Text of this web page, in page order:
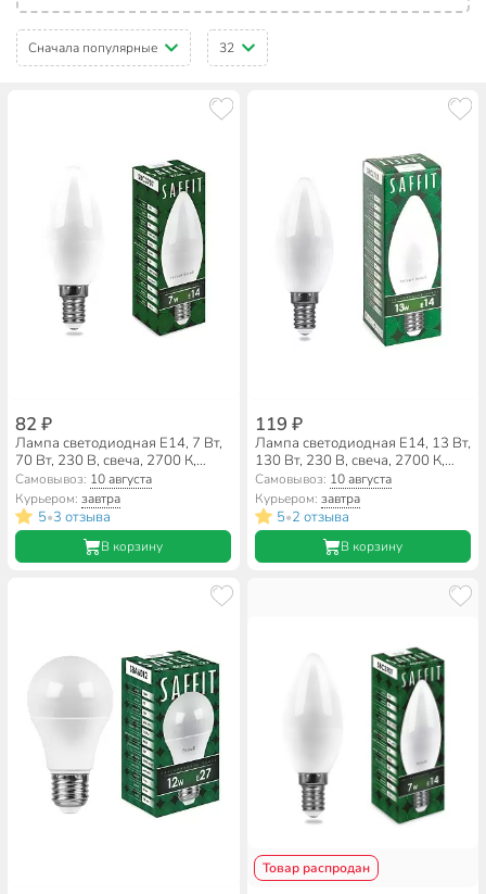
Сначала популярные 32
82 ₽
Лампа светодиодная E14, 7 Вт,
70 Вт, 230 В, свеча, 2700 К,
теплый белый свет, Saffit,
SBC3707, С37, 55030, 55030
Самовывоз: 10 августа
Курьером:завтра
5•3 отзыва
В корзину
119 ₽
Лампа светодиодная E14, 13 Вт,
130 Вт, 230 В, свеча, 2700 К,
теплый белый свет, Saffit,
SBC3713, C37, 55163, 55163
Самовывоз: 10 августа
Курьером: завтра
5•2 отзыва
В корзину
Товар распродан